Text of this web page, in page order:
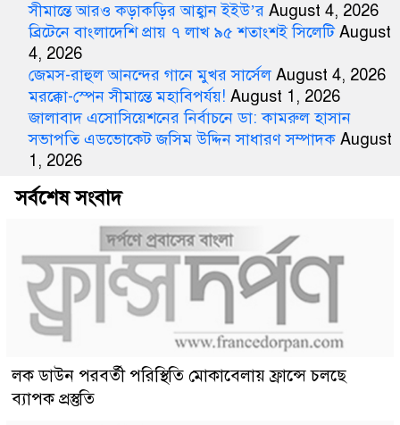
সীমান্তে আরও কড়াকড়ির আহ্বান ইইউ’র August 4, 2026
ব্রিটেনে বাংলাদেশি প্রায় ৭ লাখ ৯৫ শতাংশই সিলেটি August
4, 2026
জেমস-রাহুল আনন্দের গানে মুখর সার্সেল August 4, 2026
মরক্কো-স্পেন সীমান্তে মহাবিপর্যয়! August 1, 2026
জালাবাদ এসোসিয়েশনের নির্বাচনে ডা: কামরুল হাসান
সভাপতি এডভোকেট জসিম উদ্দিন সাধারণ সম্পাদক August
1, 2026
সর্বশেষ সংবাদ
লক ডাউন পরবর্তী পরিস্থিতি মোকাবেলায় ফ্রান্সে চলছে
ব্যাপক প্রস্তুতি